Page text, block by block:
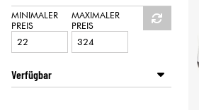
TRONICALTUNE
YELLOW PARTS
MINIMALER
PREIS
MAXIMALER
PREIS
Verfügbar